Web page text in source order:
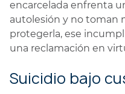
encarcelada enfrenta
autolesión y no toman
protegerla, ese
una reclamación en
Suicidio bajo